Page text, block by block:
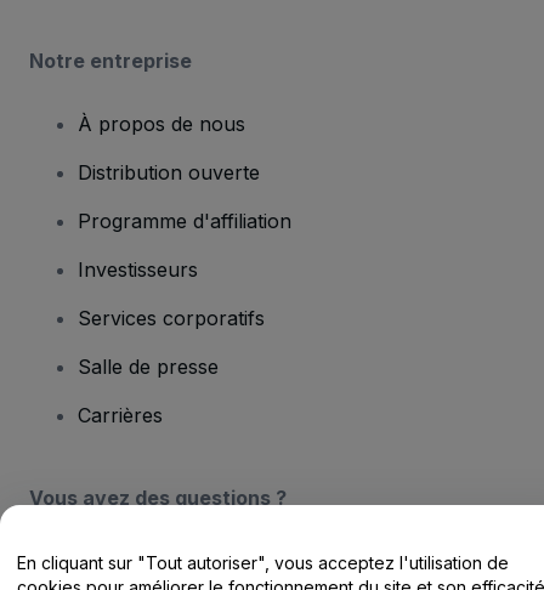
Notre entreprise
À propos de nous
Distribution ouverte
Programme d'affiliation
Investisseurs
Services corporatifs
Salle de presse
Carrières
Vous avez des questions ?
Centre d'assistance / Nous contacter
En cliquant sur "Tout autoriser", vous acceptez l'utilisation de